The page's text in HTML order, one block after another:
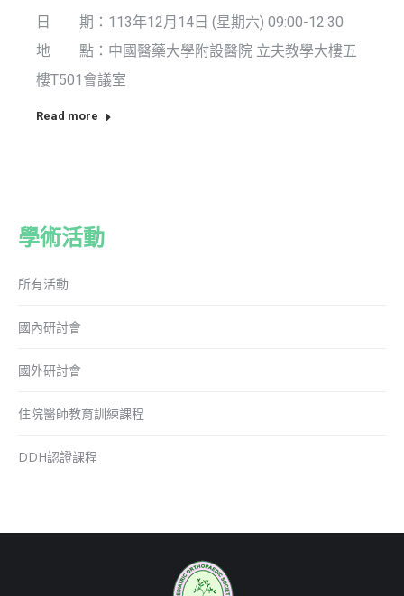
日 期：113年12月14日 (星期六) 09:00-12:30
地 點：中國醫藥大學附設醫院 立夫教學大樓五
樓T501會議室
Read more
學術活動
所有活動
國內研討會
國外研討會
住院醫師教育訓練課程
DDH認證課程